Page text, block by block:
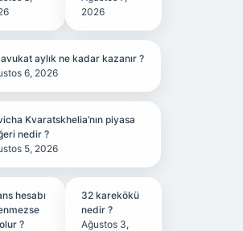
2026
aylık ne kadar kazanır ?
6, 2026
Kvaratskhelia’nın piyasa
nedir ?
5, 2026
hesabı
?
32 karekökü
nedir ?
Ağustos 3,